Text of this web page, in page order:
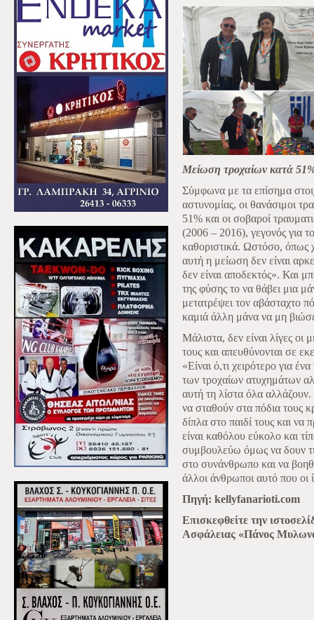
Μείωση τροχαίων κατά
Σύμφωνα με τα επίσημα
αστυνομίας, οι θανάσιμοι
51% και οι σοβαροί
(2006 – 2016), γεγονός για
καθοριστικά. Ωστόσο, όπως
αυτή η μείωση δεν είναι
δεν είναι αποδεκτός». Και
της φύσης το να θάβει μια
μετατρέψει τον αβάσταχτο
καμιά άλλη μάνα να μη
Μάλιστα, δεν είναι λίγες οι
τους και απευθύνονται σε
«Είναι ό,τι χειρότερο για
των τροχαίων ατυχημάτων
αυτή τη λίστα όλα
να σταθούν στα πόδια τους
δίπλα στο παιδί τους και
είναι καθόλου εύκολο και
συμβουλεύω όμως να δουν
στο συνάνθρωπο και να
άλλοι άνθρωποι αυτό που οι
Πηγή: kellyfanarioti.com
Επισκεφθείτε την
Ασφάλειας «Πάνος